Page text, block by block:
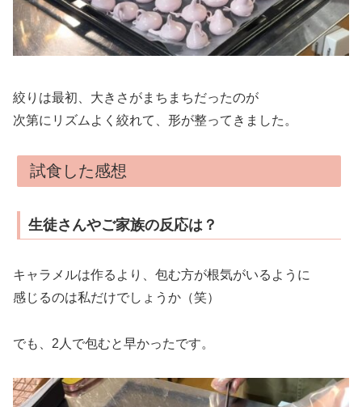
絞りは最初、大きさがまちまちだったのが
次第にリズムよく絞れて、形が整ってきました。
試食した感想
生徒さんやご家族の反応は？
キャラメルは作るより、包む方が根気がいるように
感じるのは私だけでしょうか（笑）
でも、2人で包むと早かったです。